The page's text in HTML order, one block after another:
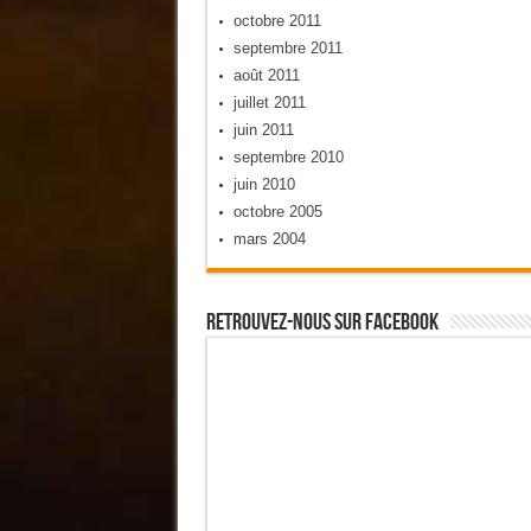
octobre 2011
septembre 2011
août 2011
juillet 2011
juin 2011
septembre 2010
juin 2010
octobre 2005
mars 2004
Retrouvez-Nous Sur Facebook